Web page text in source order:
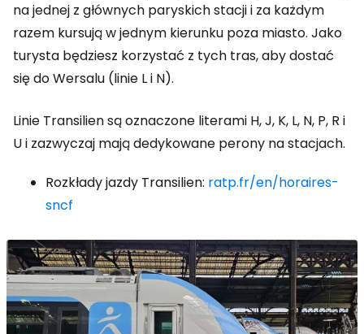
na jednej z głównych paryskich stacji i za każdym
razem kursują w jednym kierunku poza miasto. Jako
turysta będziesz korzystać z tych tras, aby dostać
się do Wersalu (linie L i N).
Linie Transilien są oznaczone literami H, J, K, L, N, P, R i
U i zazwyczaj mają dedykowane perony na stacjach.
Rozkłady jazdy Transilien: ratp.fr/en/horaires-
sncf